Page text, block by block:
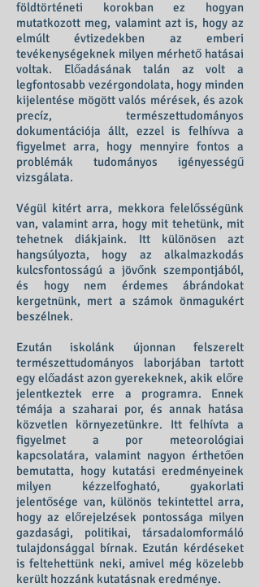
földtörténeti korokban ez hogyan
mutatkozott meg, valamint azt is, hogy az
elmúlt évtizedekben az emberi
tevékenységeknek milyen mérhető hatásai
voltak. Előadásának talán az volt a
legfontosabb vezérgondolata, hogy minden
kijelentése mögött valós mérések, és azok
precíz, természettudományos
dokumentációja állt, ezzel is felhívva a
figyelmet arra, hogy mennyire fontos a
problémák tudományos igényességű
vizsgálata.
Végül kitért arra, mekkora felelősségünk
van, valamint arra, hogy mit tehetünk, mit
tehetnek diákjaink. Itt különösen azt
hangsúlyozta, hogy az alkalmazkodás
kulcsfontosságú a jövőnk szempontjából,
és hogy nem érdemes ábrándokat
kergetnünk, mert a számok önmagukért
beszélnek.
Ezután iskolánk újonnan felszerelt
természettudományos laborjában tartott
egy előadást azon gyerekeknek, akik előre
jelentkeztek erre a programra. Ennek
témája a szaharai por, és annak hatása
közvetlen környezetünkre. Itt felhívta a
figyelmet a por meteorológiai
kapcsolatára, valamint nagyon érthetően
bemutatta, hogy kutatási eredményeinek
milyen kézzelfogható, gyakorlati
jelentősége van, különös tekintettel arra,
hogy az előrejelzések pontossága milyen
gazdasági, politikai, társadalomformáló
tulajdonsággal bírnak. Ezután kérdéseket
is feltehettünk neki, amivel még közelebb
került hozzánk kutatásnak eredménye.